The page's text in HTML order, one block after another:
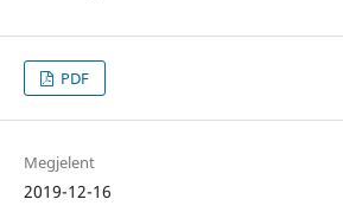
PDF
Megjelent
2019-12-16